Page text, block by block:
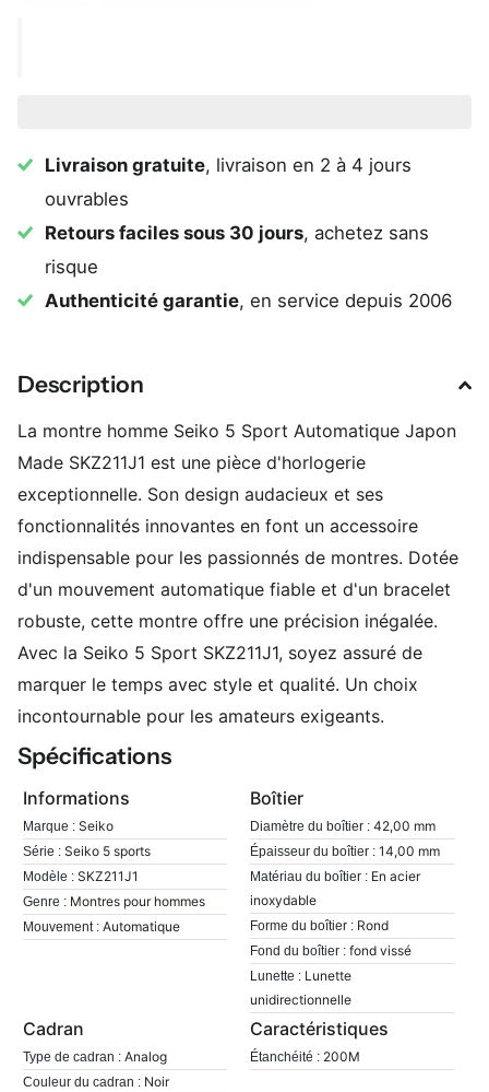
Livraison gratuite, livraison en 2 à 4 jours
ouvrables
Retours faciles sous 30 jours, achetez sans
risque
Authenticité garantie, en service depuis 2006
Description
La montre homme Seiko 5 Sport Automatique Japon
Made SKZ211J1 est une pièce d'horlogerie
exceptionnelle. Son design audacieux et ses
fonctionnalités innovantes en font un accessoire
indispensable pour les passionnés de montres. Dotée
d'un mouvement automatique fiable et d'un bracelet
robuste, cette montre offre une précision inégalée.
Avec la Seiko 5 Sport SKZ211J1, soyez assuré de
marquer le temps avec style et qualité. Un choix
incontournable pour les amateurs exigeants.
Spécifications
Informations
Marque : Seiko
Série : Seiko 5 sports
Modèle : SKZ211J1
Genre : Montres pour hommes
Mouvement : Automatique
Boîtier
Diamètre du boîtier : 42,00 mm
Épaisseur du boîtier : 14,00 mm
Matériau du boîtier : En acier
inoxydable
Forme du boîtier : Rond
Fond du boîtier : fond vissé
Lunette : Lunette
unidirectionnelle
Cadran
Type de cadran : Analog
Couleur du cadran : Noir
Caractéristiques
Étanchéité : 200M